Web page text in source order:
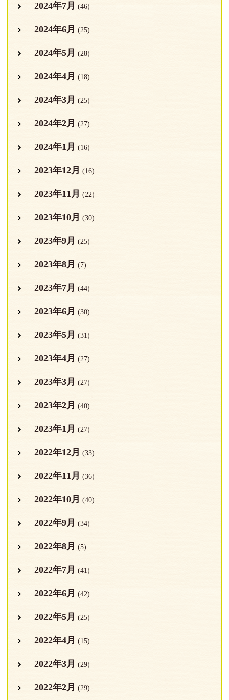
2024年7月 (46)
2024年6月 (25)
2024年5月 (28)
2024年4月 (18)
2024年3月 (25)
2024年2月 (27)
2024年1月 (16)
2023年12月 (16)
2023年11月 (22)
2023年10月 (30)
2023年9月 (25)
2023年8月 (7)
2023年7月 (44)
2023年6月 (30)
2023年5月 (31)
2023年4月 (27)
2023年3月 (27)
2023年2月 (40)
2023年1月 (27)
2022年12月 (33)
2022年11月 (36)
2022年10月 (40)
2022年9月 (34)
2022年8月 (5)
2022年7月 (41)
2022年6月 (42)
2022年5月 (25)
2022年4月 (15)
2022年3月 (29)
2022年2月 (29)